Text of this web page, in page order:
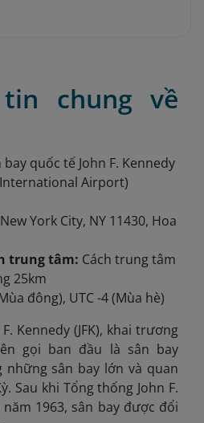
chung về
bay quốc tế John F. Kennedy
International Airport)
York City, NY 11430, Hoa
trung tâm: Cách trung tâm
25km
đông), UTC -4 (Mùa hè)
Kennedy (JFK), khai trương
gọi ban đầu là sân bay
sân bay lớn và quan
Sau khi Tổng thống John F.
1963, sân bay được đổi